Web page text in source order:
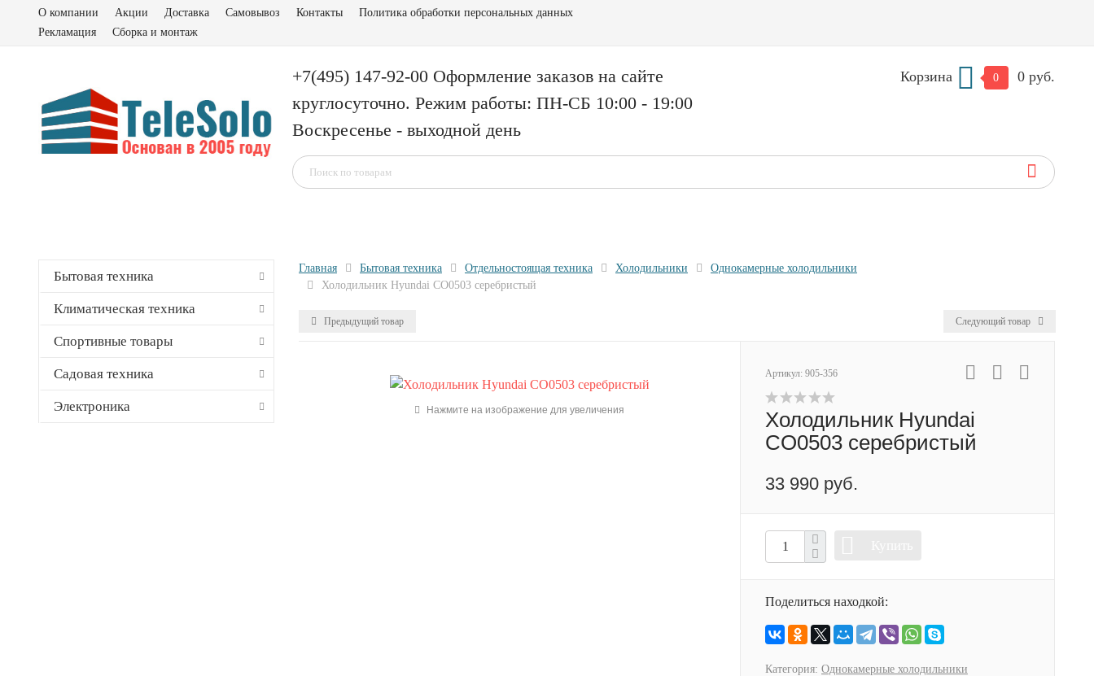
О компании Акции Доставка Самовывоз Контакты
Политика обработки персональных данных
Рекламация
Сборка и монтаж
+7(495) 147-92-00 Оформление заказов на сайте
круглосуточно. Режим работы: ПН-СБ 10:00 - 19:00
Воскресенье - выходной день
Корзина 0 0 руб.
Бытовая техника
Климатическая техника
Спортивные товары
Садовая техника
Электроника
Главная Бытовая техника Отдельностоящая техника Холодильники
Однокамерные холодильники
Холодильник Hyundai CO0503 серебристый
Предыдущий товар Следующий товар
Нажмите на изображение для увеличения
Артикул: 905-356
Холодильник Hyundai
CO0503 серебристый
33 990 руб.
Поделиться находкой:
Категория: Однокамерные холодильники